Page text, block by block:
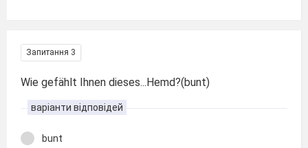
Запитання 3
Wie gefählt Ihnen dieses...Hemd?(bunt)
варіанти відповідей
bunt